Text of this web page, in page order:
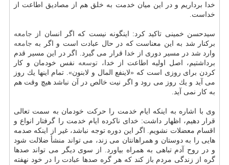
خدا برداریم و در این میان خدمت به خلق هم از مصادیق اطاعت از
خداست.
سیدحسن خمینی تاكید كرد: اینگونه نیست كه اگر انسان از جامعه
بركنار شد به این معناست كه در حال عبادت است و اگر به جامعه
وارد شد در مسیر دوری از خدا قرار می گیرد. اگر در این مسیر قدم
برداشتیم، اصل اولیه اطاعت از خدا، توسعه نفس خودمان و كار
كردن برای روزی است كه «لاینفع المال و لابنون». تمام اینها یك روز
می آید و یك روز می رود و اگر نیت خالص در آن نباشد هیچ وقت هم
به كار نمی آید.
وی با اشاره به اینكه ایام خدمت را حركت خودمان به سمت تعالی
قرار دهیم، اظهار داشت: خدای ناكرده ایام خدمت را گرفتار انواع و
اقسام معضلات نشویم. اگر این دوره توجه نباشد، غیر از اینكه صدمه
هایی را به دوستان و همراهانتان می زند، می تواند منشأ ضلالت شود
و در روح آدم تباهی به همراه بیاورد. از سوی دیگر می تواند صدها
گره از زندگی مردم باز كند كه هر گره صدها عبادت را در خود نهفته